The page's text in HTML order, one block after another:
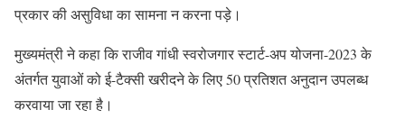
प्रकार की असुविधा का सामना न करना पड़े।
मुख्यमंत्री ने कहा कि राजीव गांधी स्वरोजगार स्टार्ट-अप योजना-2023 के
अंतर्गत युवाओं को ई-टैक्सी खरीदने के लिए 50 प्रतिशत अनुदान उपलब्ध
करवाया जा रहा है।